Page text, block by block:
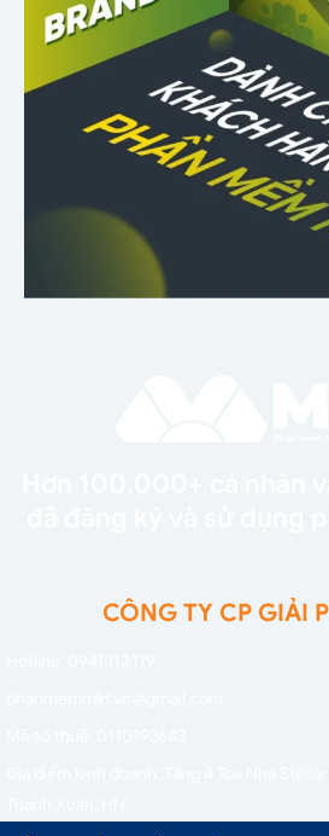
CÔNG TY CP GIẢI